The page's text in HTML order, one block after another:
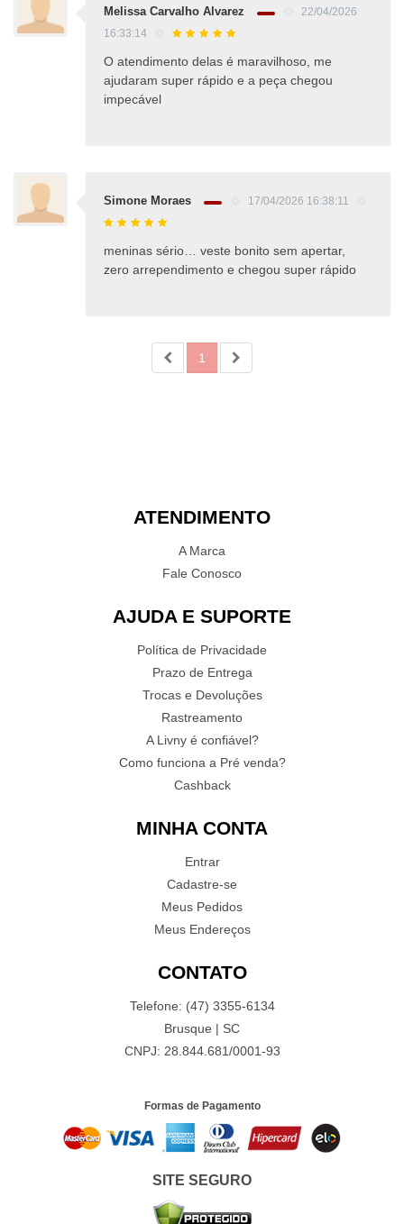
Melissa Carvalho Alvarez
22/04/2026
16:33:14
O atendimento delas é maravilhoso, me
ajudaram super rápido e a peça chegou
impecável
Simone Moraes 17/04/2026 16:38:11
meninas sério… veste bonito sem apertar,
zero arrependimento e chegou super rápido
1
ATENDIMENTO
A Marca
Fale Conosco
AJUDA E SUPORTE
Política de Privacidade
Prazo de Entrega
Trocas e Devoluções
Rastreamento
A Livny é confiável?
Como funciona a Pré venda?
Cashback
MINHA CONTA
Entrar
Cadastre-se
Meus Pedidos
Meus Endereços
CONTATO
Telefone: (47) 3355-6134
Brusque | SC
CNPJ: 28.844.681/0001-93
Formas de Pagamento
SITE SEGURO